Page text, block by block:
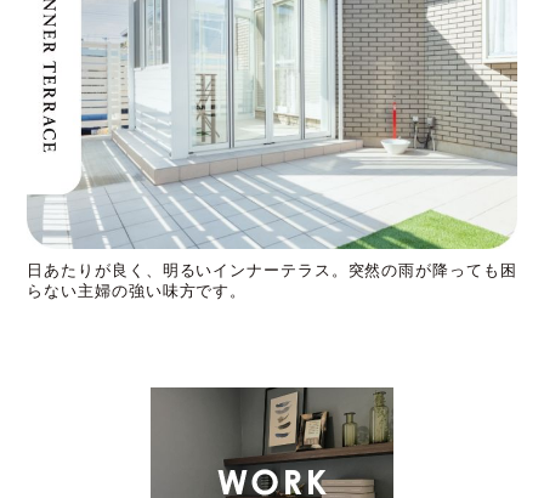
日あたりが良く、明るいインナーテラス。突然の雨が降っても困
らない主婦の強い味方です。